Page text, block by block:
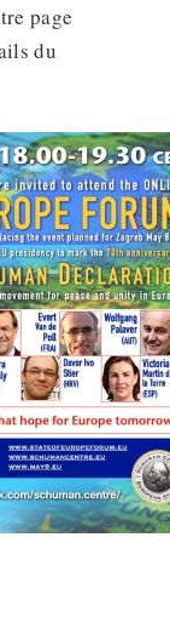
page
du